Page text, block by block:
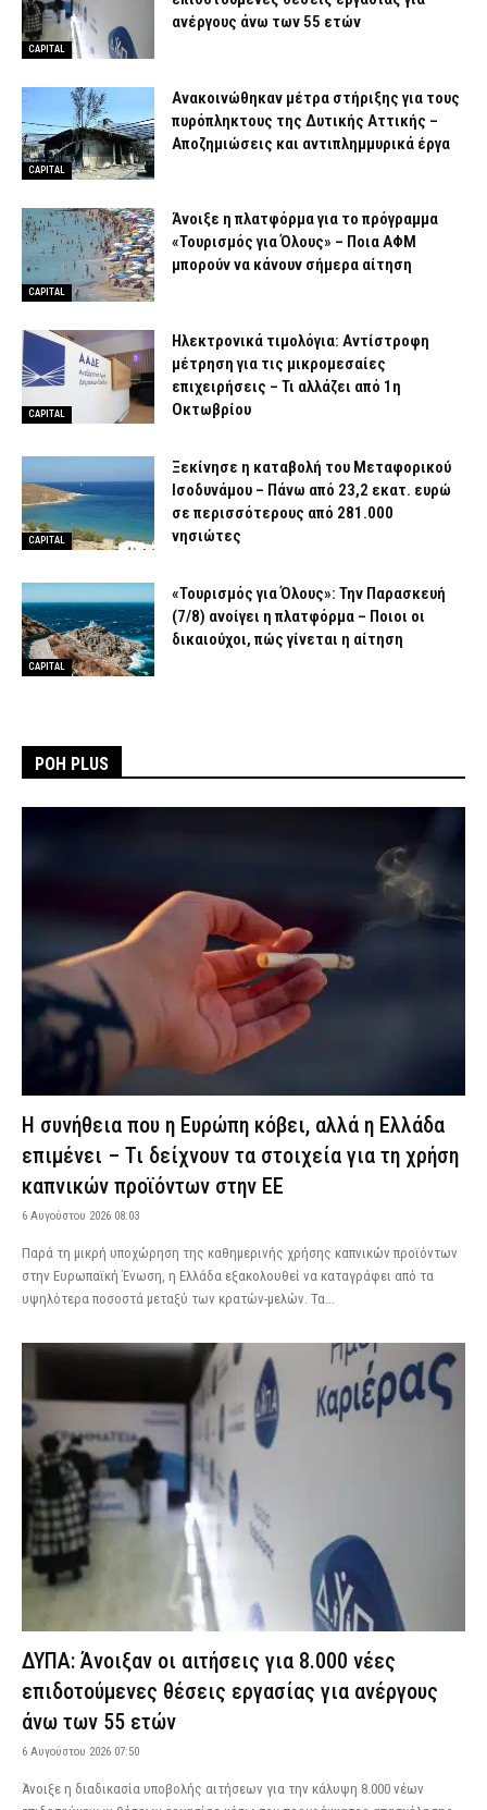
CAPITAL
ανέργους άνω των 55 ετών
CAPITAL
Ανακοινώθηκαν μέτρα στήριξης για τους
πυρόπληκτους της Δυτικής Αττικής –
Αποζημιώσεις και αντιπλημμυρικά έργα
CAPITAL
Άνοιξε η πλατφόρμα για το πρόγραμμα
«Τουρισμός για Όλους» – Ποια ΑΦΜ
μπορούν να κάνουν σήμερα αίτηση
CAPITAL
Ηλεκτρονικά τιμολόγια: Αντίστροφη
μέτρηση για τις μικρομεσαίες
επιχειρήσεις – Τι αλλάζει από 1η
Οκτωβρίου
CAPITAL
Ξεκίνησε η καταβολή του Μεταφορικού
Ισοδυνάμου – Πάνω από 23,2 εκατ. ευρώ
σε περισσότερους από 281.000
νησιώτες
CAPITAL
«Τουρισμός για Όλους»: Την Παρασκευή
(7/8) ανοίγει η πλατφόρμα – Ποιοι οι
δικαιούχοι, πώς γίνεται η αίτηση
ΡΟΗ PLUS
Η συνήθεια που η Ευρώπη κόβει, αλλά η Ελλάδα
επιμένει – Τι δείχνουν τα στοιχεία για τη χρήση
καπνικών προϊόντων στην ΕΕ
6 Αυγούστου 2026 08:03
Παρά τη μικρή υποχώρηση της καθημερινής χρήσης καπνικών προϊόντων
στην Ευρωπαϊκή Ένωση, η Ελλάδα εξακολουθεί να καταγράφει από τα
υψηλότερα ποσοστά μεταξύ των κρατών-μελών. Τα...
ΔΥΠΑ: Άνοιξαν οι αιτήσεις για 8.000 νέες
επιδοτούμενες θέσεις εργασίας για ανέργους
άνω των 55 ετών
6 Αυγούστου 2026 07:50
Άνοιξε η διαδικασία υποβολής αιτήσεων για την κάλυψη 8.000 νέων